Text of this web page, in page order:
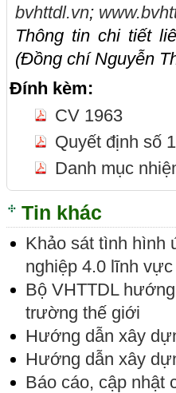
bvhttdl.vn;
Thông tin chi tiết
(Đồng chí Nguyễn
Đính kèm:
CV 1963
Quyết định số
Danh mục
Tin khác
Khảo sát tình hình
nghiệp 4.0 lĩnh
Bộ VHTTDL
trường thế giới
Hướng dẫn xây
Hướng dẫn xây
Báo cáo, cập nhật